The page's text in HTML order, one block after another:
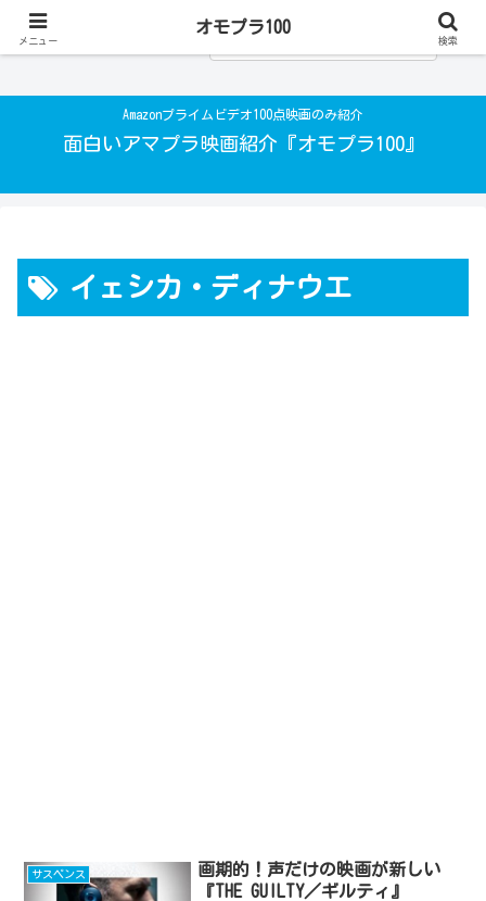
Amazonプライムビデオ100点映画のみ紹介
面白いアマプラ映画紹介『オモプラ100』
イェシカ・ディナウエ
サスペンス
画期的！声だけの映画が新しい
『THE GUILTY／ギルティ』
メニュー
オモプラ100
検索